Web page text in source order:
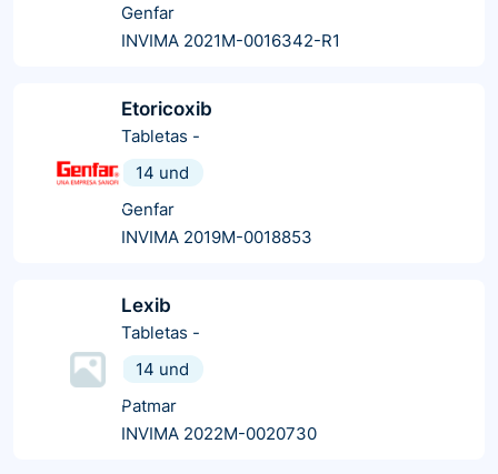
Genfar
INVIMA 2021M-0016342-R1
Etoricoxib
Tabletas -
14 und
Genfar
INVIMA 2019M-0018853
Lexib
Tabletas -
14 und
Patmar
INVIMA 2022M-0020730